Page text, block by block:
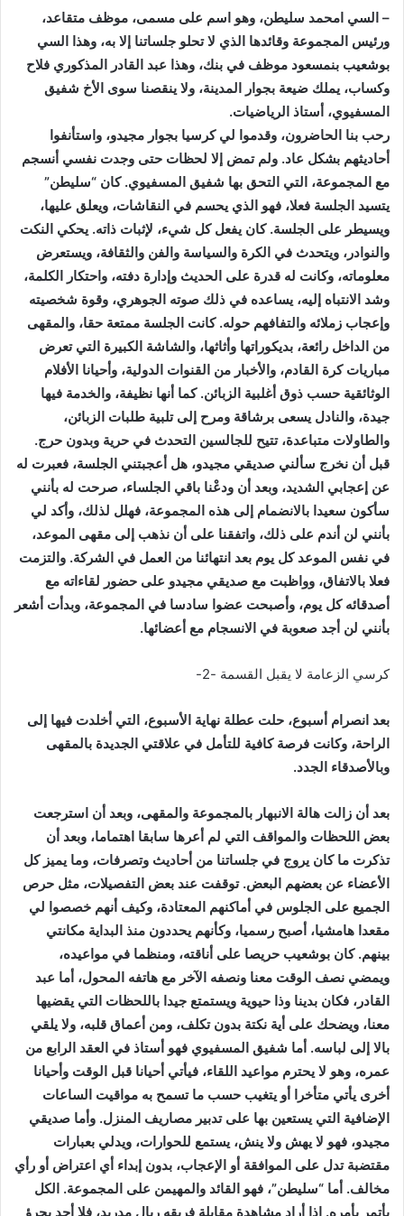
– السي امحمد سليطن، وهو اسم على مسمى، موظف متقاعد،
ورئيس المجموعة وقائدها الذي لا تحلو جلساتنا إلا به، وهذا السي
بوشعيب بنمسعود موظف في بنك، وهذا عبد القادر المذكوري فلاح
وكساب، يملك ضيعة بجوار المدينة، ولا ينقصنا سوى الأخ شفيق
المسفيوي، أستاذ الرياضيات.
رحب بنا الحاضرون، وقدموا لي كرسيا بجوار مجيدو، واستأنفوا
أحاديثهم بشكل عاد. ولم تمض إلا لحظات حتى وجدت نفسي أنسجم
مع المجموعة، التي التحق بها شفيق المسفيوي. كان “سليطن”
يتسيد الجلسة فعلا، فهو الذي يحسم في النقاشات، ويعلق عليها،
ويسيطر على الجلسة. كان يفعل كل شيء، لإثبات ذاته. يحكي النكت
والنوادر، ويتحدث في الكرة والسياسة والفن والثقافة، ويستعرض
معلوماته، وكانت له قدرة على الحديث وإدارة دفته، واحتكار الكلمة،
وشد الانتباه إليه، يساعده في ذلك صوته الجوهري، وقوة شخصيته
وإعجاب زملائه والتفافهم حوله. كانت الجلسة ممتعة حقا، والمقهى
من الداخل رائعة، بديكوراتها وأثاثها، والشاشة الكبيرة التي تعرض
مباريات كرة القادم، والأخبار من القنوات الدولية، وأحيانا الأفلام
الوثائقية حسب ذوق أغلبية الزبائن. كما أنها نظيفة، والخدمة فيها
جيدة، والنادل يسعى برشاقة ومرح إلى تلبية طلبات الزبائن،
والطاولات متباعدة، تتيح للجالسين التحدث في حرية وبدون حرج.
قبل أن نخرج سألني صديقي مجيدو، هل أعجبتني الجلسة، فعبرت له
عن إعجابي الشديد، وبعد أن ودعْنا باقي الجلساء، صرحت له بأنني
سأكون سعيدا بالانضمام إلى هذه المجموعة، فهلل لذلك، وأكد لي
بأنني لن أندم على ذلك، واتفقنا على أن نذهب إلى مقهى الموعد،
في نفس الموعد كل يوم بعد انتهائنا من العمل في الشركة. والتزمت
فعلا بالاتفاق، وواظبت مع صديقي مجيدو على حضور لقاءاته مع
أصدقائه كل يوم، وأصبحت عضوا سادسا في المجموعة، وبدأت أشعر
بأنني لن أجد صعوبة في الانسجام مع أعضائها.
كرسي الزعامة لا يقبل القسمة -2-
بعد انصرام أسبوع، حلت عطلة نهاية الأسبوع، التي أخلدت فيها إلى
الراحة، وكانت فرصة كافية للتأمل في علاقتي الجديدة بالمقهى
وبالأصدقاء الجدد.
بعد أن زالت هالة الانبهار بالمجموعة والمقهى، وبعد أن استرجعت
بعض اللحظات والمواقف التي لم أعرها سابقا اهتماما، وبعد أن
تذكرت ما كان يروج في جلساتنا من أحاديث وتصرفات، وما يميز كل
الأعضاء عن بعضهم البعض. توقفت عند بعض التفصيلات، مثل حرص
الجميع على الجلوس في أماكنهم المعتادة، وكيف أنهم خصصوا لي
مقعدا هامشيا، أصبح رسميا، وكأنهم يحددون منذ البداية مكانتي
بينهم. كان بوشعيب حريصا على أناقته، ومنظما في مواعيده،
ويمضي نصف الوقت معنا ونصفه الآخر مع هاتفه المحول، أما عبد
القادر، فكان بدينا وذا حيوية ويستمتع جيدا باللحظات التي يقضيها
معنا، ويضحك على أية نكتة بدون تكلف، ومن أعماق قلبه، ولا يلقي
بالا إلى لباسه. أما شفيق المسفيوي فهو أستاذ في العقد الرابع من
عمره، وهو لا يحترم مواعيد اللقاء، فيأتي أحيانا قبل الوقت وأحيانا
أخرى يأتي متأخرا أو يتغيب حسب ما تسمح به مواقيت الساعات
الإضافية التي يستعين بها على تدبير مصاريف المنزل. وأما صديقي
مجيدو، فهو لا يهش ولا ينش، يستمع للحوارات، ويدلي بعبارات
مقتضبة تدل على الموافقة أو الإعجاب، بدون إبداء أي اعتراض أو رأي
مخالف. أما “سليطن”، فهو القائد والمهيمن على المجموعة. الكل
يأتمر بأمره. إذا أراد مشاهدة مقابلة فريقه ريال مدريد، فلا أحد يجرؤ